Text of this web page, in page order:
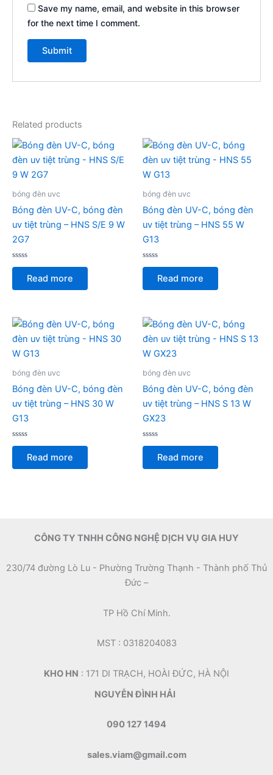
Save my name, email, and website in this browser
for the next time I comment.
Related products
bóng đèn uvc
Bóng đèn UV-C, bóng đèn
uv tiệt trùng – HNS S/E 9 W
2G7
Rated
of
Read more
bóng đèn uvc
Bóng đèn UV-C, bóng đèn
uv tiệt trùng – HNS 55 W
G13
Rated
of
Read more
bóng đèn uvc
Bóng đèn UV-C, bóng đèn
uv tiệt trùng – HNS 30 W
G13
Rated
of
Read more
bóng đèn uvc
Bóng đèn UV-C, bóng đèn
uv tiệt trùng – HNS S 13 W
GX23
Rated
of
Read more
CÔNG TY TNHH CÔNG NGHỆ DỊCH VỤ GIA HUY
230/74 đường Lò Lu - Phường Trường Thạnh - Thành phố Thủ
Đức –
TP Hồ Chí Minh.
MST : 0318204083
KHO HN : 171 DI TRẠCH, HOÀI ĐỨC, HÀ NỘI
NGUYỄN ĐÌNH HẢI
090 127 1494
sales.viam@gmail.com